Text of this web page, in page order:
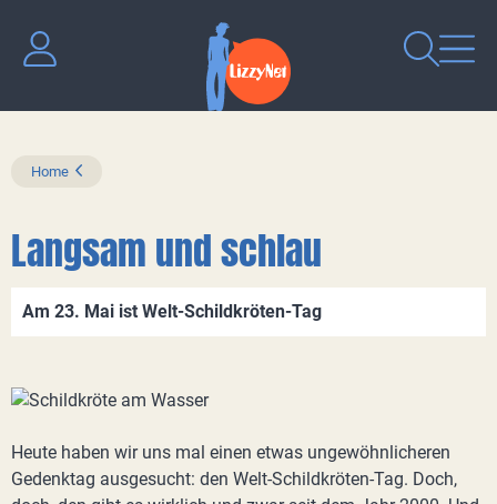
Home
Langsam und schlau
Am 23. Mai ist Welt-Schildkröten-Tag
Heute haben wir uns mal einen etwas ungewöhnlicheren
Gedenktag ausgesucht: den Welt-Schildkröten-Tag. Doch,